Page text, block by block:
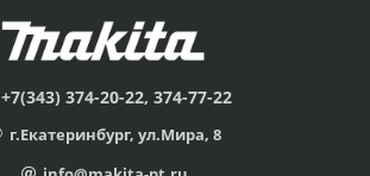
+7(343) 374-20-22, 374-77-22
г.Екатеринбург, ул.Мира, 8